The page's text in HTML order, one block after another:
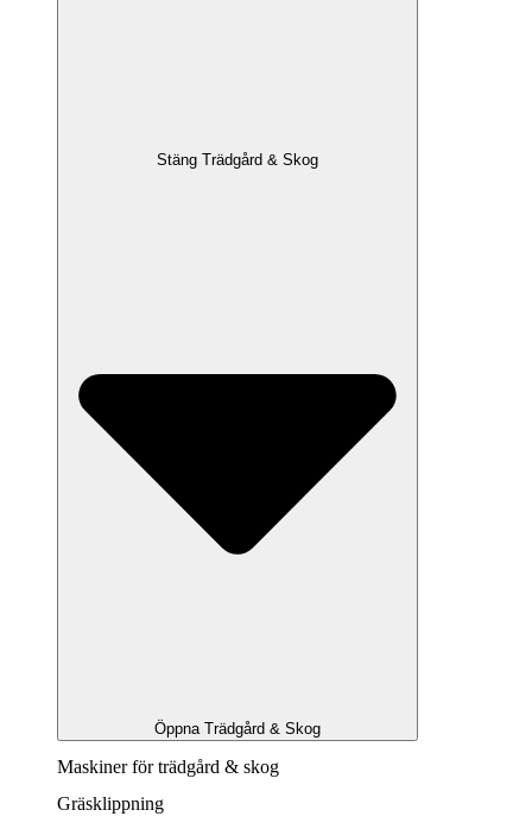
Stäng Trädgård & Skog
Öppna Trädgård & Skog
Maskiner för trädgård & skog
Gräsklippning